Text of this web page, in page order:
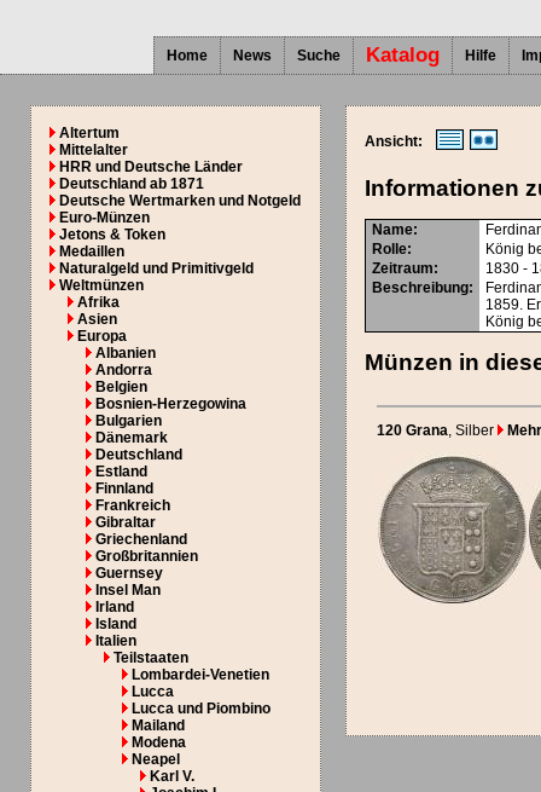
Home News Suche Katalog Hilfe
Altertum
Mittelalter
HRR und Deutsche Länder
Deutschland ab 1871
Deutsche Wertmarken und Notgeld
Euro-Münzen
Jetons & Token
Medaillen
Naturalgeld und Primitivgeld
Weltmünzen
Afrika
Asien
Europa
Albanien
Andorra
Belgien
Bosnien-Herzegowina
Bulgarien
Dänemark
Deutschland
Estland
Finnland
Frankreich
Gibraltar
Griechenland
Großbritannien
Guernsey
Insel Man
Irland
Island
Italien
Teilstaaten
Lombardei-Venetien
Lucca
Lucca und Piombino
Mailand
Modena
Neapel
Karl V.
Ansicht:
Informationen
Name:
Rolle:
König
Zeitraum:
1830 -
Beschreibung:
1859.
König
Münzen in
120 Grana, Silber